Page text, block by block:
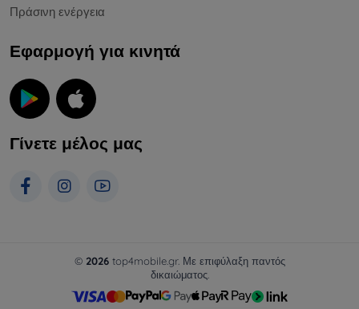
Πράσινη ενέργεια
Εφαρμογή για κινητά
Γίνετε μέλος μας
© 2026top4mobile.gr. Με επιφύλαξη παντός
δικαιώματος.